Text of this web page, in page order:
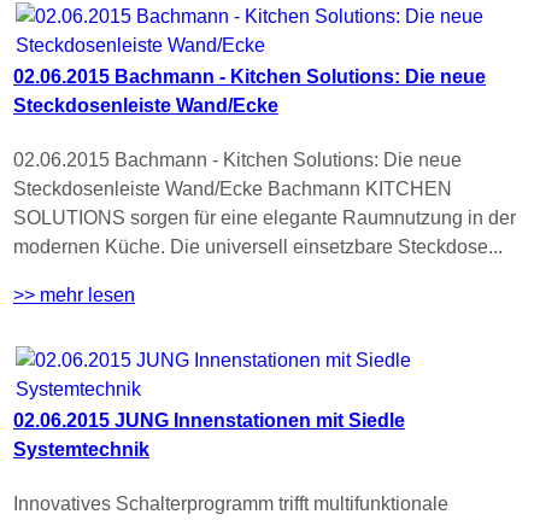
02.06.2015 Bachmann - Kitchen Solutions: Die neue
Steckdosenleiste Wand/Ecke
02.06.2015 Bachmann - Kitchen Solutions: Die neue
Steckdosenleiste Wand/Ecke Bachmann KITCHEN
SOLUTIONS sorgen für eine elegante Raumnutzung in der
modernen Küche. Die universell einsetzbare Steckdose...
>> mehr lesen
02.06.2015 JUNG Innenstationen mit Siedle
Systemtechnik
Innovatives Schalterprogramm trifft multifunktionale